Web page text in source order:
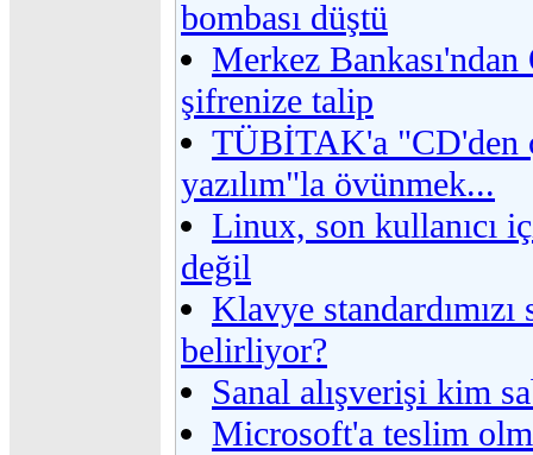
bombası düştü
Merkez
şifrenize talip
TÜBİTAK'a "CD'den
yazılım"la övünmek...
Linux, son kullanıcı
değil
Klavye
belirliyor?
Sanal alışverişi kim
Microsoft'a teslim